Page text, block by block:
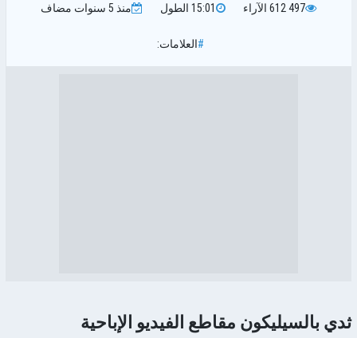
497 612 الآراء 15:01الطول منذ 5 سنوات مضاف
#العلامات:
ثدي بالسيليكون مقاطع الفيديو الإباحية